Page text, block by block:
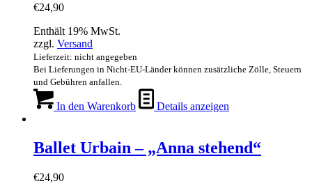
€24,90
Enthält 19% MwSt.
zzgl. Versand
Lieferzeit: nicht angegeben
Bei Lieferungen in Nicht-EU-Länder können zusätzliche Zölle, Steuern
und Gebühren anfallen.
In den Warenkorb Details anzeigen
Ballet Urbain – „Anna stehend“
€24,90